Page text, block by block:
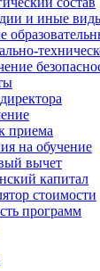
и иные
приема
на обучение
вычет
капитал
стоимости
программ